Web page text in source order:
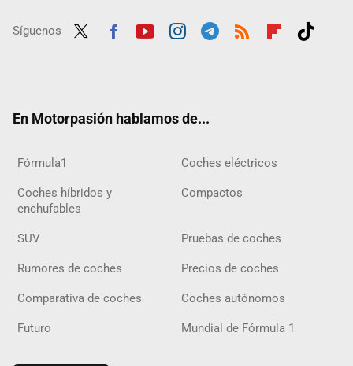
Síguenos
En Motorpasión hablamos de...
Fórmula1 Coches eléctricos
Coches híbridos y
enchufables
Compactos
SUV Pruebas de coches
Rumores de coches Precios de coches
Comparativa de coches Coches autónomos
Futuro Mundial de Fórmula 1